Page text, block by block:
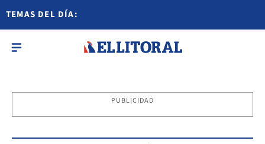
TEMAS DEL DÍA:
PUBLICIDAD